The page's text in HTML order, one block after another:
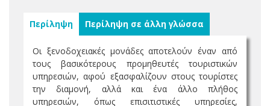
Περίληψη Περίληψη σε άλλη γλώσσα
Οι ξενοδοχειακές μονάδες αποτελούν έναν από
τους βασικότερους προμηθευτές τουριστικών
υπηρεσιών, αφού εξασφαλίζουν στους τουρίστες
την διαμονή, αλλά και ένα άλλο πλήθος
υπηρεσιών, όπως επισιτιστικές υπηρεσίες,